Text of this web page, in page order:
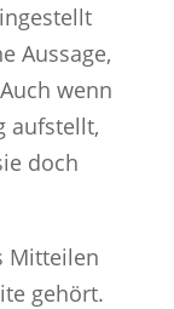
Aussage,
wenn
aufstellt,
doch
Mitteilen
gehört.